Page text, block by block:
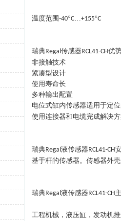
温度范围 -40°C…+155°C
瑞典Regal传感器RCL41-CH优
非接触技术
紧凑型设计
使用寿命长
多种输出配置
电位式缸内传感器适用于定
使用连接器和电缆完成解决
瑞典Regal液传感器RCL41-CH
基于杆的传感器。传感器外
瑞典Regal液传感器RCL41-CH
工程机械，液压缸，发动机